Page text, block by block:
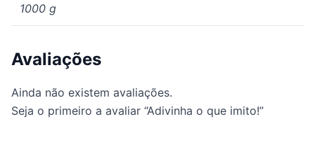
1000 g
Avaliações
Ainda não existem avaliações.
Seja o primeiro a avaliar “Adivinha o que imito!”